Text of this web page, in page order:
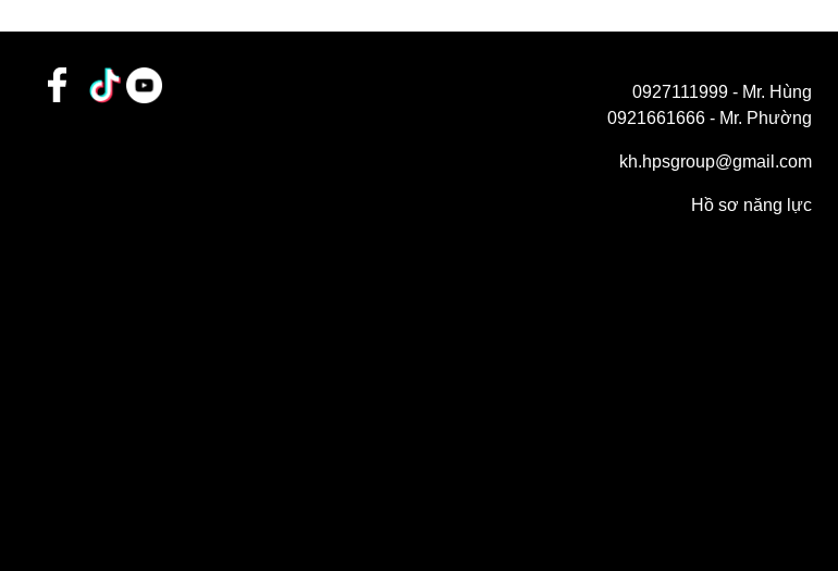
0927111999 - Mr. Hùng
0921661666 - Mr. Phường
kh.hpsgroup@gmail.com
Hồ sơ năng lực